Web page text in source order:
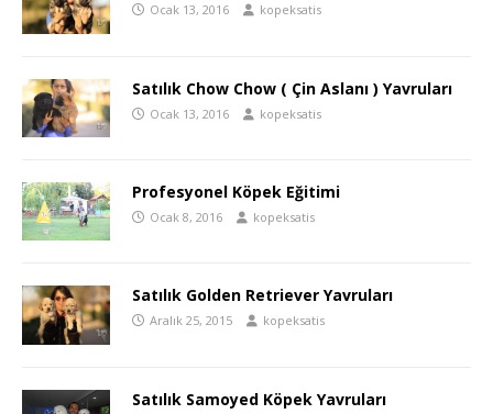
Ocak 13, 2016 kopeksatis
Satılık Chow Chow ( Çin Aslanı ) Yavruları
Ocak 13, 2016 kopeksatis
Profesyonel Köpek Eğitimi
Ocak 8, 2016 kopeksatis
Satılık Golden Retriever Yavruları
Aralık 25, 2015 kopeksatis
Satılık Samoyed Köpek Yavruları